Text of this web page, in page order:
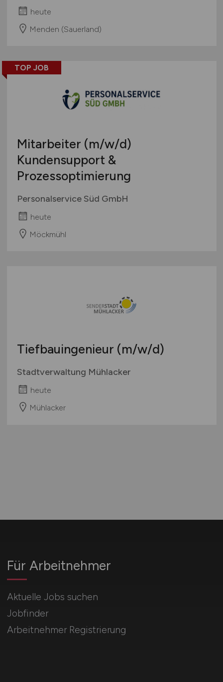
heute
Menden (Sauerland)
TOP JOB
Mitarbeiter (m/w/d)
Kundensupport &
Prozessoptimierung
Personalservice Süd GmbH
heute
Möckmühl
Tiefbauingenieur (m/w/d)
Stadtverwaltung Mühlacker
heute
Mühlacker
Für Arbeitnehmer
Aktuelle Jobs suchen
Jobfinder
Arbeitnehmer Registrierung